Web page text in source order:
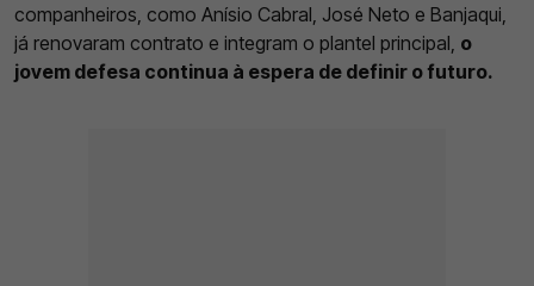
companheiros, como Anísio Cabral, José Neto e Banjaqui,
já renovaram contrato e integram o plantel principal, o
jovem defesa continua à espera de definir o futuro.